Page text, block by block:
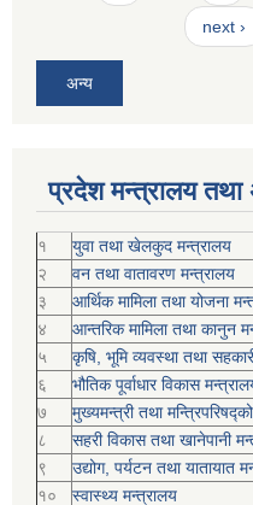
next ›
अन्य
प्रदेश मन्त्रालय
१
युवा तथा खेलकुद मन्त्रालय
२
वन तथा वातावरण मन्त्रालय
३
आर्थिक मामिला तथा योजना
४
आन्तरिक मामिला तथा कानुन
५
कृषि, भूमि व्यवस्था तथा
६
भौतिक पूर्वाधार विकास
७
मुख्यमन्त्री तथा
८
सहरी विकास तथा खानेपानी
९
उद्योग, पर्यटन तथा यातायात
१०
स्वास्थ्य मन्त्रालय